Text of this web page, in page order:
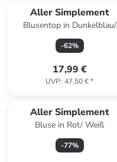
Aller Simplement
Blusentop in Dunkelblau/
Weiß
-62%
17,99 €
UVP: 47,50 €*
Aller Simplement
Bluse in Rot/ Weiß
-77%